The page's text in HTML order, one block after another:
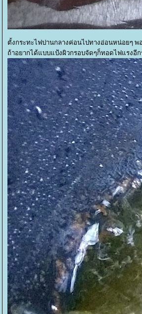
ตั้งกระทะไฟปานกลางค่อนไปทางอ่อนหน่อยๆ
ถ้าอยากได้แบบแป้งผิวกรอบจัดๆก็ทอดไฟแรงอี